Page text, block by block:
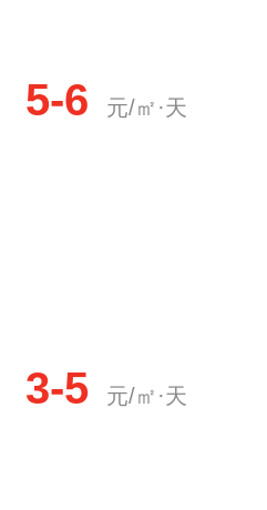
5-6 元/㎡·天
3-5 元/㎡·天